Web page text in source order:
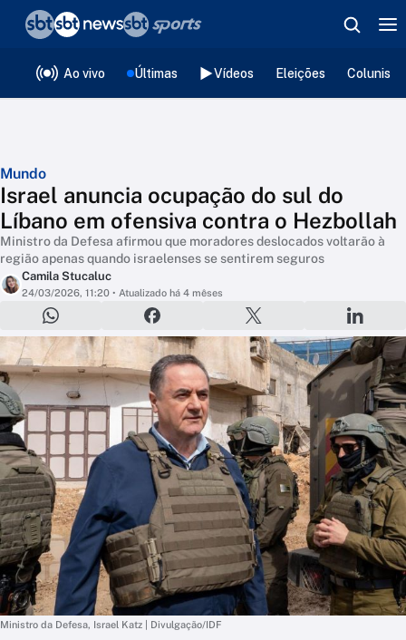
Ao vivo Últimas Vídeos Eleições
Mundo
Israel anuncia ocupação do sul do
Líbano em ofensiva contra o Hezbollah
Ministro da Defesa afirmou que moradores deslocados voltarão à
região apenas quando israelenses se sentirem seguros
Camila Stucaluc
24/03/2026, 11:20 • Atualizado há 4 mêses
Ministro da Defesa, Israel Katz | Divulgação/IDF
❮voltar
Editorias